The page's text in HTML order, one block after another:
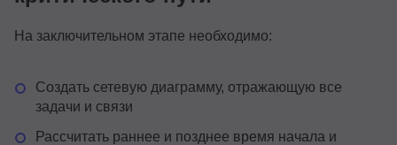
На заключительном этапе необходимо:
Создать сетевую диаграмму, отражающую все
задачи и связи
Рассчитать раннее и позднее время начала и